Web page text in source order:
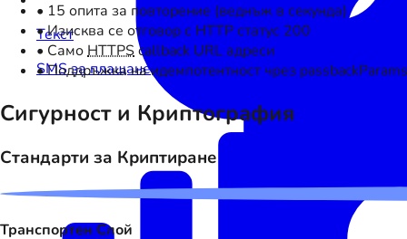
Текст
SMS за плащане
• 15 опита за повторение (веднъж в секунда)
• Изисква се отговор с HTTP статус 200
• СамоHTTPScallback URL адреси
• Поддръжка на идемпотентност чрез passbackParams
Сигурност и Криптография
Стандарти за Криптиране
Транспортен Слой